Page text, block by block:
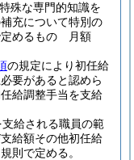
殊な専門的知識を
充について特別の
定めるもの 月額
の規定により初任給
要があると認めら
給調整手当を支給
給される職員の範
給額その他初任給
則で定める。